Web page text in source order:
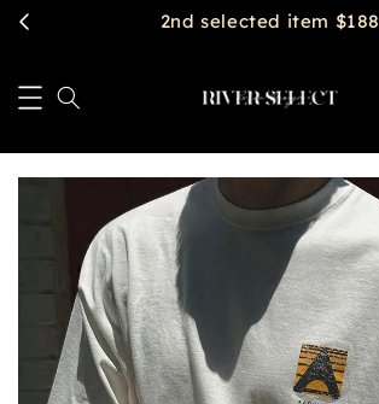
$2888 get free shipping